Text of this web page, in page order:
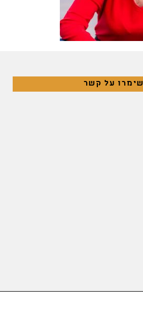
שימרו על קשר